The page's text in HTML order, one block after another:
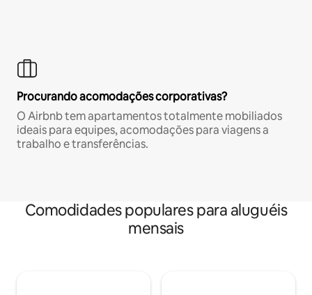
Procurando acomodações corporativas?
O Airbnb tem apartamentos totalmente mobiliados
ideais para equipes, acomodações para viagens a
trabalho e transferências.
Comodidades populares para aluguéis
mensais